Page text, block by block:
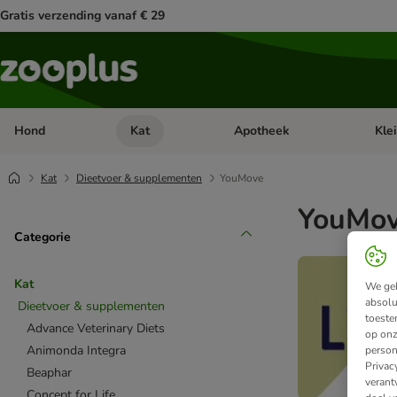
Gratis verzending vanaf € 29
Hond Open categorie menu: Hond
Kat Open categorie menu: Kat
Apotheek
Kat Dieetvoer & supplementen YouMove
Categorie
Kat
Dieetvoer & supplementen
Advance Veterinary Diets
Animonda Integra
Beaphar
We
op